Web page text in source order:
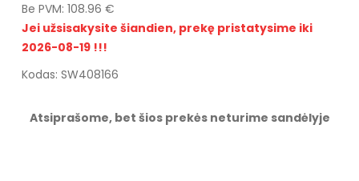
Be PVM: 108.96 €
Jei užsisakysite šiandien, prekę pristatysime iki
2026-08-19 !!!
Kodas: SW408166
Atsiprašome, bet šios prekės neturime sandėlyje